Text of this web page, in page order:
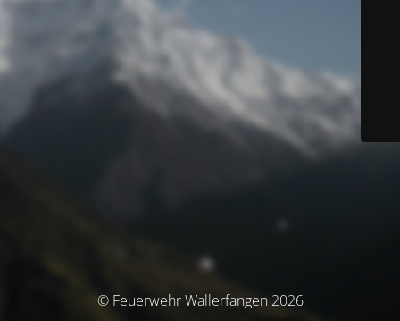
© Feuerwehr Wallerfangen 2026